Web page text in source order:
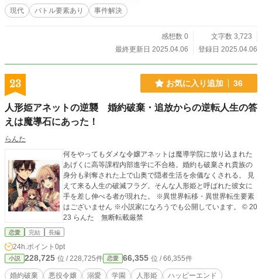
現代 バトル要素あり 事件解決
感想数 0
文字数 3,723
最終更新日 2025.04.06
登録日 2025.04.06
23 お気に入り追加 36
人形姫アネットの逆襲 婚約破棄・追放からの逆転人生の答
えは魔導石にあった！
らんた
何をやってもダメな令嬢アネットは魔導学院に放り込まれた
あげくに高等課程内部進学に不合格。婚約も破棄され貴族の
身分も剥奪された上で山奥で隠者生活を余儀なくされる。 見
えて来る人生の破滅フラグ。そんな人形姫と呼ばれた彼女に
手を差し伸べる者が現れた。 ※異世界転移・異世界転生要素
はございません ※小説家になろうでも公開しています。 ©︎ 20
23 らんた 無断転載厳禁
恋愛 完結 長編
24h.ポイント 0pt
小説 228,725 位 / 228,725件 恋愛 66,355 位 / 66,355件
婚約破棄 悪役令嬢 溺愛 学園 人形姫 ハッピーエンド